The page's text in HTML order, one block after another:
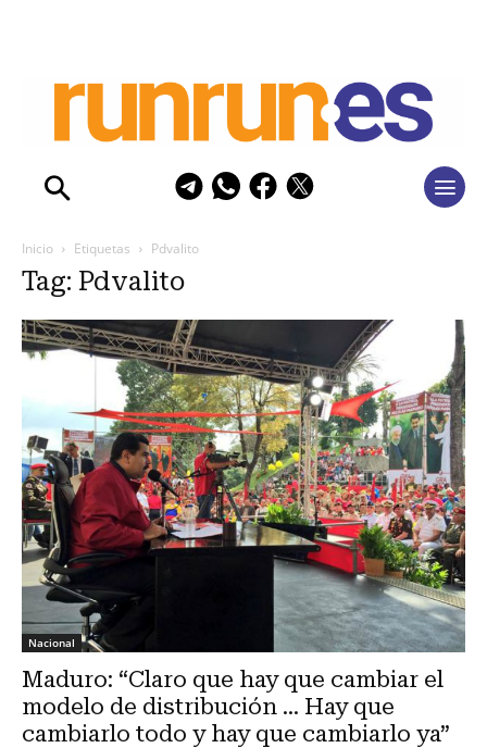
Inicio Etiquetas Pdvalito
Tag: Pdvalito
Nacional
Maduro: “Claro que hay que cambiar el
modelo de distribución … Hay que
cambiarlo todo y hay que cambiarlo ya”